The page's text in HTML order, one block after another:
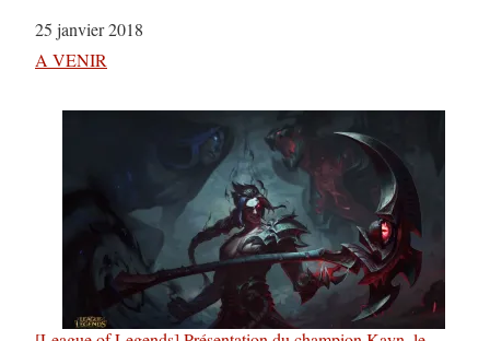
Date
25 janvier 2018
Par rapport à
A VENIR